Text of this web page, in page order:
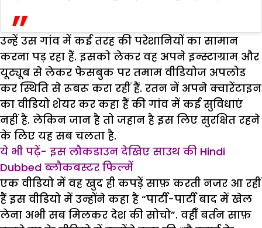
उन्हें उस गांव में कई तरह की परेशानियों का सामान
करना पड़ रहा हैं. इसको लेकर वह अपने इन्स्टाग्राम और
यूट्यूब से लेकर फेसबुक पर तमाम वीडियोज अपलोड
कर स्थिति से रूबरू करा रहीं हैं. रतन नें अपने क्वारेंटाइन
का वीडियो शेयर कर कहा हैं की गांव में कई सुविधाएं
नहीं है. लेकिन जान है तो जहान है इस लिए सुरक्षित रहने
के लिए यह सब चलता है.
ये भी पढ़ें- इस लौकडाउन देखिए साउथ की Hindi
Dubbed ब्लौकबस्टर फिल्में
एक वीडियो में वह खुद ही कपड़ें साफ़ करती नजर आ रहीं
हैं इस वीडियो में उन्होंने कहा है “पार्टी-पार्टी बाद में खेल
लेना अभी सब मिलकर देश की सोचो”. वहीँ बर्तन साफ़